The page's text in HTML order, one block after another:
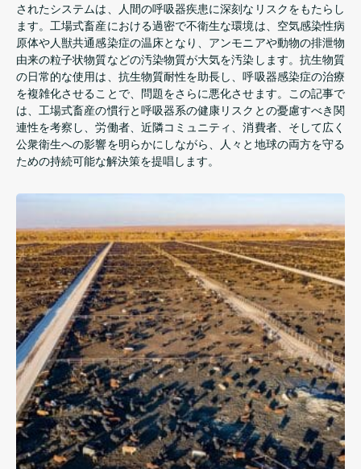
されたシステムは、人間の呼吸器疾患に深刻なリスクをもたらし
ます。工場式畜産における過密で不衛生な環境は、空気感染性病
原体や人獣共通感染症の温床となり、アンモニアや動物の排泄物
由来の粒子状物質などの汚染物質が大気を汚染します。抗生物質
の日常的な使用は、抗生物質耐性を助長し、呼吸器感染症の治療
を複雑化させることで、問題をさらに悪化させます。この記事で
は、工場式畜産の慣行と呼吸器系の健康リスクとの憂慮すべき関
連性を考察し、労働者、近隣コミュニティ、消費者、そして広く
公衆衛生への影響を明らかにしながら、人々と地球の両方を守る
ための持続可能な解決策を提唱します。